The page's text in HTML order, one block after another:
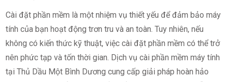
Cài đặt phần mềm là một nhiệm vụ thiết yếu để đảm bảo máy
tính của bạn hoạt động trơn tru và an toàn. Tuy nhiên, nếu
không có kiến thức kỹ thuật, việc cài đặt phần mềm có thể trở
nên phức tạp và tốn thời gian. Dịch vụ cài phần mềm máy tính
tại Thủ Dầu Một Bình Dương cung cấp giải pháp hoàn hảo